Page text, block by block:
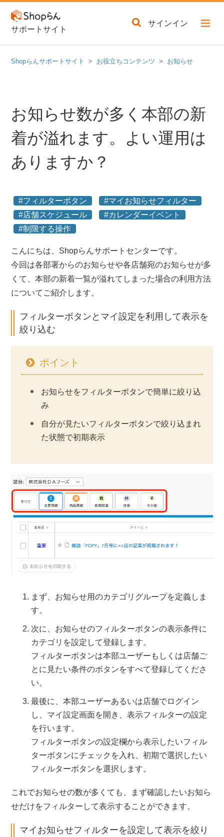
サポートサイト
サインイン
Shopらんサポートサイト お役立ちコンテンツ お知らせ
お知らせ数が多く本部の新
着が溢れます。よい運用は
ありますか？
#フィルターボタン
#マイお知らせフィルター
#店舗スケジュール
#カレンダーイベント
#制限する操作
こんにちは、Shopらんサポートセンターです。
今回は各部署からのお知らせや各店舗宛のお知らせが多
くて、本部の新着一覧が溢れてしまった場合の利用方法
についてご紹介します。
フィルターボタンとマイ設定を利用して表示を
絞り込む
ポイント
お知らせをフィルターボタンで簡単に絞り込
み
自分が見たいフィルターボタンで絞り込まれ
た状態で初期表示
まず、お知らせ用のカテゴリグループを定義しま
す。
次に、お知らせのフィルターボタンの表示条件に
カテゴリを設定して登録します。
フィルターボタンは本部ユーザーもしくは店舗ご
とに見たい条件のボタンをすべて登録してくださ
い。
最後に、本部ユーザーあるいは店舗でログイン
し、マイ設定画面を開き、表示フィルターの設定
を行います。
フィルターボタンの設定欄から表示したいフィル
ターボタンにチェックを入れ、初期で選択したい
フィルターボタンを選択します。
これでお知らせの数が多くても、まず確認したいお知ら
せだけをフィルターして表示することができます。
マイお知らせフィルターを設定して表示を絞り